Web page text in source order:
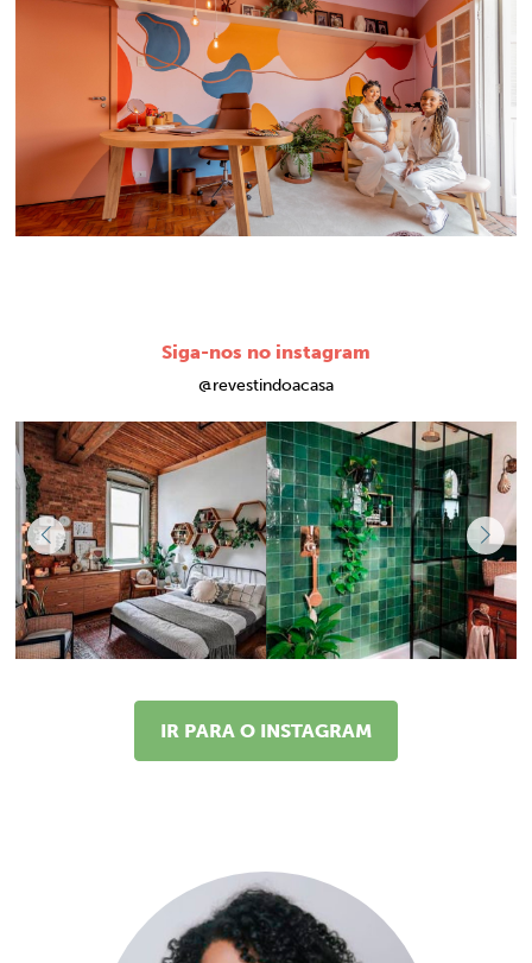
Siga-nos no instagram
@revestindoacasa
IR PARA O INSTAGRAM